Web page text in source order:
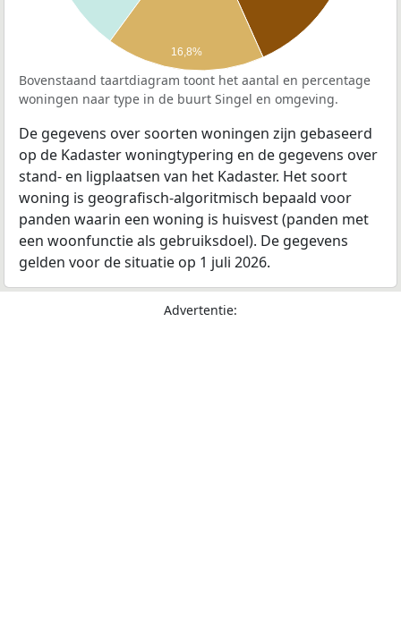
16,8%
Bovenstaand taartdiagram toont het aantal en percentage
woningen naar type in de buurt Singel en omgeving.
De gegevens over soorten woningen zijn gebaseerd
op de Kadaster woningtypering en de gegevens over
stand- en ligplaatsen van het Kadaster. Het soort
woning is geografisch-algoritmisch bepaald voor
panden waarin een woning is huisvest (panden met
een woonfunctie als gebruiksdoel). De gegevens
gelden voor de situatie op 1 juli 2026.
Advertentie: